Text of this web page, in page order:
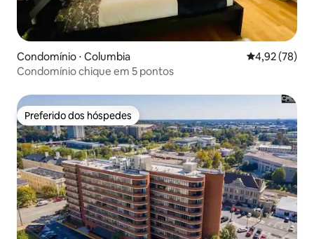
Condomínio ⋅ Columbia 4,92 de uma
4,92 (78)
Condomínio chique em 5 pontos
Preferido dos hóspedes
Preferido dos hóspedes